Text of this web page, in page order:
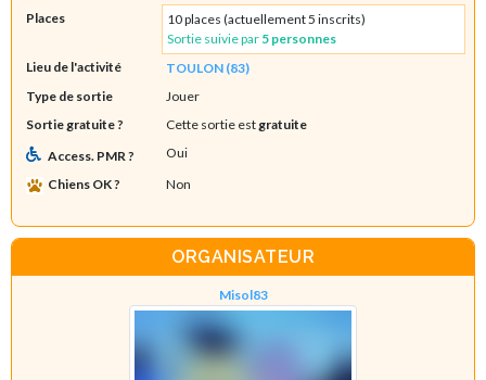
Places
10 places (actuellement 5 inscrits)
Sortie suivie par 5 personnes
Lieu de l'activité
TOULON (83)
Type de sortie
Jouer
Sortie gratuite ?
Cette sortie est gratuite
Access. PMR ?
Oui
Chiens OK ?
Non
ORGANISATEUR
Misol83